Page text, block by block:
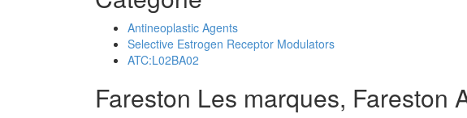
Antineoplastic Agents
Selective Estrogen Receptor Modulators
ATC:L02BA02
Fareston Les marques, Fareston